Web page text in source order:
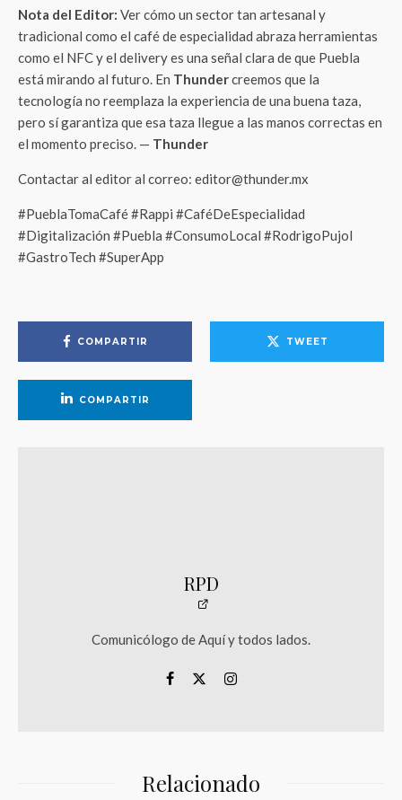
Nota del Editor: Ver cómo un sector tan artesanal y
tradicional como el café de especialidad abraza herramientas
como el NFC y el delivery es una señal clara de que Puebla
está mirando al futuro. En Thundercreemos que la
tecnología no reemplaza la experiencia de una buena taza,
pero sí garantiza que esa taza llegue a las manos correctas en
el momento preciso. — Thunder
Contactar al editor al correo: editor@thunder.mx
#PueblaTomaCafé #Rappi #CaféDeEspecialidad
#Digitalización #Puebla #ConsumoLocal #RodrigoPujol
#GastroTech #SuperApp
COMPARTIR TWEET
COMPARTIR
RPD
Comunicólogo de Aquí y todos lados.
Relacionado